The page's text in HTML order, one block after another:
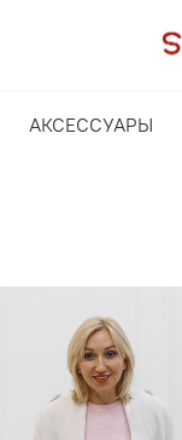
АКСЕССУАРЫ